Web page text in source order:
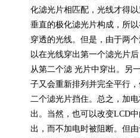
化滤光片相匹配，光线才得以
垂直的极化滤光片构成，所
穿透的光线。但是，由于两
以在光线穿出第一个滤光片
从第二个滤 光片中穿出。另
子又会重新排列并完全平行
二个滤光片挡住。总之，加
出。当然，也可以改变LCD
出，而不加电时被阻断。但